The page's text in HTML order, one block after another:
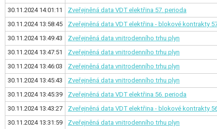
30.11.2024 14:01:11
Zveřejněná data VDT elektřina 57. perioda
30.11.2024 13:58:45
Zveřejněná data VDT elektřina - blokové kontrakty
30.11.2024 13:49:43
Zveřejněná data vnitrodenního trhu plyn
30.11.2024 13:47:51
Zveřejněná data vnitrodenního trhu plyn
30.11.2024 13:46:03
Zveřejněná data vnitrodenního trhu plyn
30.11.2024 13:45:43
Zveřejněná data vnitrodenního trhu plyn
30.11.2024 13:45:39
Zveřejněná data VDT elektřina 56. perioda
30.11.2024 13:43:27
Zveřejněná data VDT elektřina - blokové kontrakty
30.11.2024 13:31:59
Zveřejněná data vnitrodenního trhu plyn